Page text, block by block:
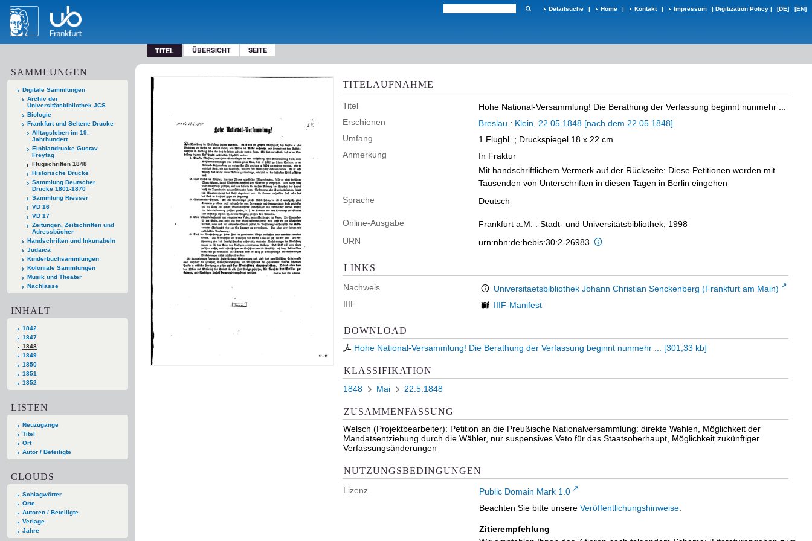
Detailsuche | Home | Kontakt | Impressum | Digitization Policy | [DE] [EN]
TITEL ÜBERSICHT SEITE
SAMMLUNGEN
Digitale Sammlungen
Archiv der
Universitätsbibliothek JCS
Biologie
Frankfurt und Seltene Drucke
Alltagsleben im 19.
Jahrhundert
Einblattdrucke Gustav
Freytag
Flugschriften 1848
Historische Drucke
Sammlung Deutscher
Drucke 1801-1870
Sammlung Riesser
VD 16
VD 17
Zeitungen, Zeitschriften und
Adressbücher
Handschriften und Inkunabeln
Judaica
Kinderbuchsammlungen
Koloniale Sammlungen
Musik und Theater
Nachlässe
INHALT
1842
1847
1848
1849
1850
1851
1852
LISTEN
Neuzugänge
Titel
Ort
Autor / Beteiligte
CLOUDS
Schlagwörter
Orte
Autoren / Beteiligte
Verlage
Jahre
TITELAUFNAHME
Titel
Hohe National-Versammlung! Die Berathung der Verfassung beginnt nunmehr ...
Erschienen
Breslau : Klein
22.05.1848 [nach dem 22.05.1848]
Umfang
1 Flugbl. ; Druckspiegel 18 x 22 cm
Anmerkung
In Fraktur
Mit handschriftlichem Vermerk auf der Rückseite: Diese Petitionen werden mit
Tausenden von Unterschriften in diesen Tagen in Berlin eingehen
Sprache
Deutsch
Online-Ausgabe
Frankfurt a.M. : Stadt- und Universitätsbibliothek, 1998
URN
urn:nbn:de:hebis:30:2-26983
LINKS
Nachweis
Universitaetsbibliothek Johann Christian Senckenberg (Frankfurt am Main)
IIIF
IIIF-Manifest
DOWNLOAD
Hohe National-Versammlung! Die Berathung der Verfassung beginnt nunmehr ... [301,33 kb]
KLASSIFIKATION
1848 Mai 22.5.1848
ZUSAMMENFASSUNG
Welsch (Projektbearbeiter): Petition an die Preußische Nationalversammlung: direkte Wahlen, Möglichkeit der
Mandatsentziehung durch die Wähler, nur suspensives Veto für das Staatsoberhaupt, Möglichkeit zukünftiger
Verfassungsänderungen
NUTZUNGSBEDINGUNGEN
Lizenz Public Domain Mark 1.0
Beachten Sie bitte unsere Veröffentlichungshinweise
Zitierempfehlung